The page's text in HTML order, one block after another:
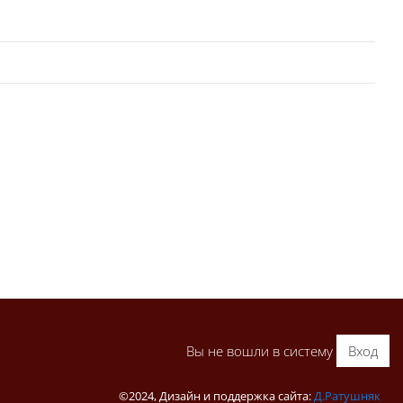
Вы не вошли в систему Вход
©2024, Дизайн и поддержка сайта:Д.Ратушняк